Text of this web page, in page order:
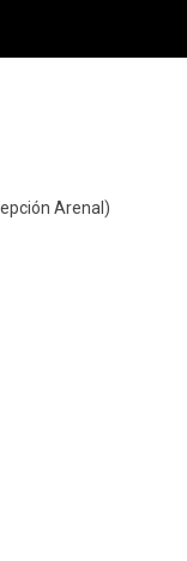
Arenal)